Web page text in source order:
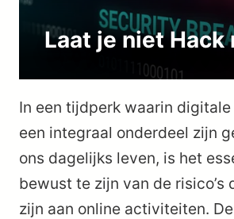
Laat je niet Hack
In een tijdperk waarin
een integraal onderdeel zijn
ons dagelijks leven, is het
bewust te zijn van de risico’s
zijn aan online activiteiten.